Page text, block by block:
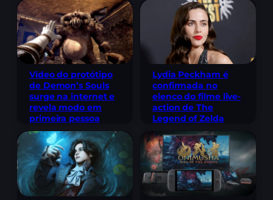
Vídeo do protótipo
de Demon’s Souls
surge na internet e
revela modo em
primeira pessoa
Lydia Peckham é
confirmada no
elenco do filme live-
action de The
Legend of Zelda